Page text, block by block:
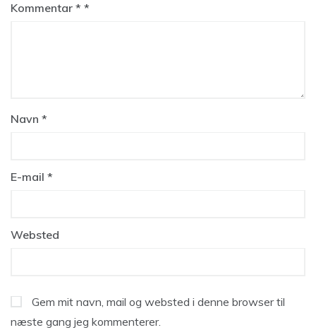
Kommentar *
Navn *
E-mail *
Websted
Gem mit navn, mail og websted i denne browser til
næste gang jeg kommenterer.